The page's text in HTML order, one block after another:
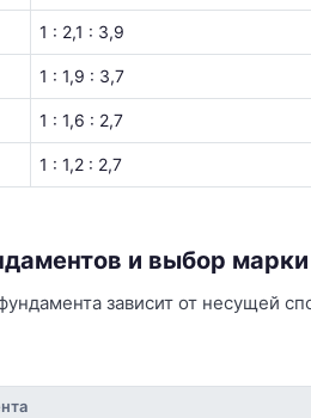
1 : 2,1 : 3,9
1 : 1,9 : 3,7
1 : 1,6 : 2,7
1 : 1,2 : 2,7
и выбор марки
зависит от несущей